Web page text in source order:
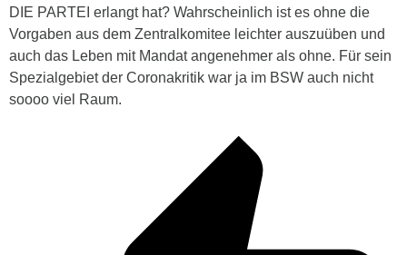
DIE PARTEI erlangt hat? Wahrscheinlich ist es ohne die
Vorgaben aus dem Zentralkomitee leichter auszuüben und
auch das Leben mit Mandat angenehmer als ohne. Für sein
Spezialgebiet der Coronakritik war ja im BSW auch nicht
soooo viel Raum.